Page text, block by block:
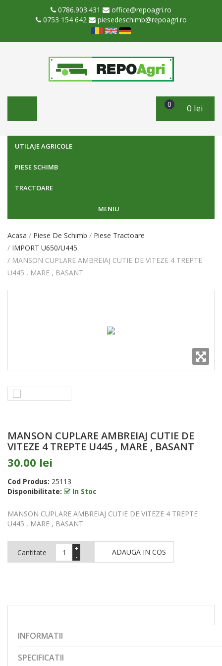
0786.903.431
office@repoagri.ro
0753 154 642
piesedeschimb@repoagri.ro
0 0 lei
UTILAJE AGRICOLE
PIESE SCHIMB
TRACTOARE
MENIU
Acasa Piese De Schimb
Piese Tractoare
IMPORT U650/U445
MANSON CUPLARE AMBREIAJ CUTIE DE VITEZE 4 TREPTE
U445 , MARE , BASANT
MANSON CUPLARE AMBREIAJ CUTIE DE
VITEZE 4 TREPTE U445 , MARE , BASANT
30.00 lei
Cod Produs: 25113
Disponibilitate:
In Stoc
MANSON CUPLARE AMBREIAJ CUTIE DE VITEZE 4 TREPTE
U445 , MARE , BASANT
Cantitate -
+ ADAUGA IN COS
INFORMATII
SPECIFICATII